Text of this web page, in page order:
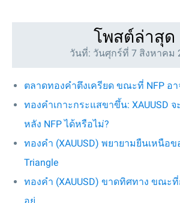
โพสต์ล่าสุด
วันที่: วันศุกร์ที่ 7 สิงหาคม
ตลาดทองคำตึงเครียด ขณะที่ NFP อา
ทองคำเกาะกระแสขาขึ้น: XAUUSD
หลัง NFP ได้หรือไม่?
ทองคำ (XAUUSD) พยายามยืนเหนือ
Triangle
ทองคำ (XAUUSD) ขาดทิศทาง ขณะ